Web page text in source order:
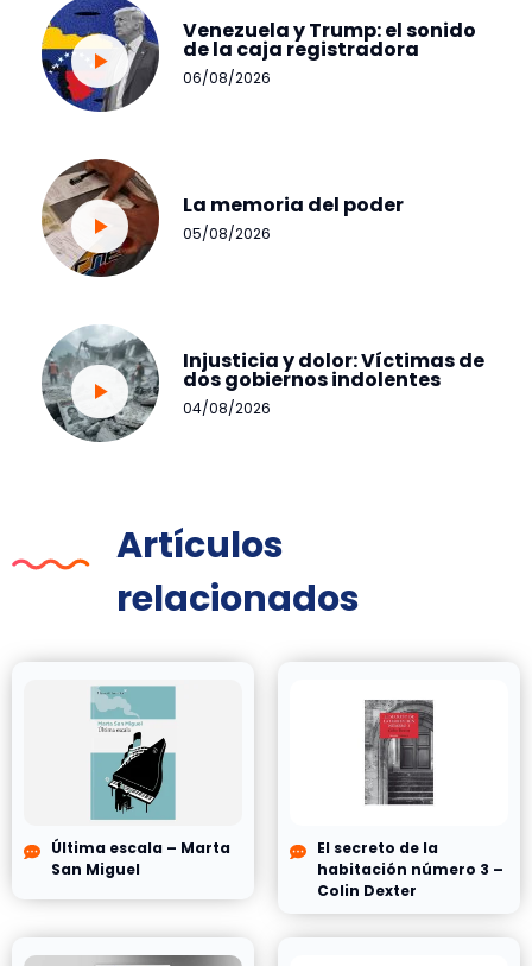
Venezuela y Trump: el sonido
de la caja registradora
06/08/2026
La memoria del poder
05/08/2026
Injusticia y dolor: Víctimas de
dos gobiernos indolentes
04/08/2026
Artículos
relacionados
Última escala – Marta
San Miguel
El secreto de la
habitación número 3 –
Colin Dexter